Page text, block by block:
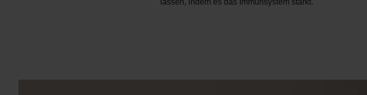
lassen, indem es das Immunsystem stärkt.